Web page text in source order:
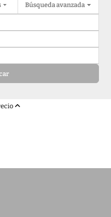
Búsqueda avanzada